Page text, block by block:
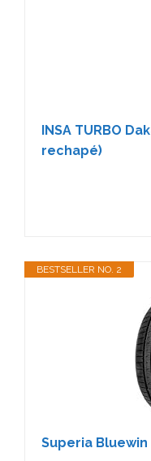
INSA TURBO
rechapé)
BESTSELLER NO. 2
Superia Bluewin